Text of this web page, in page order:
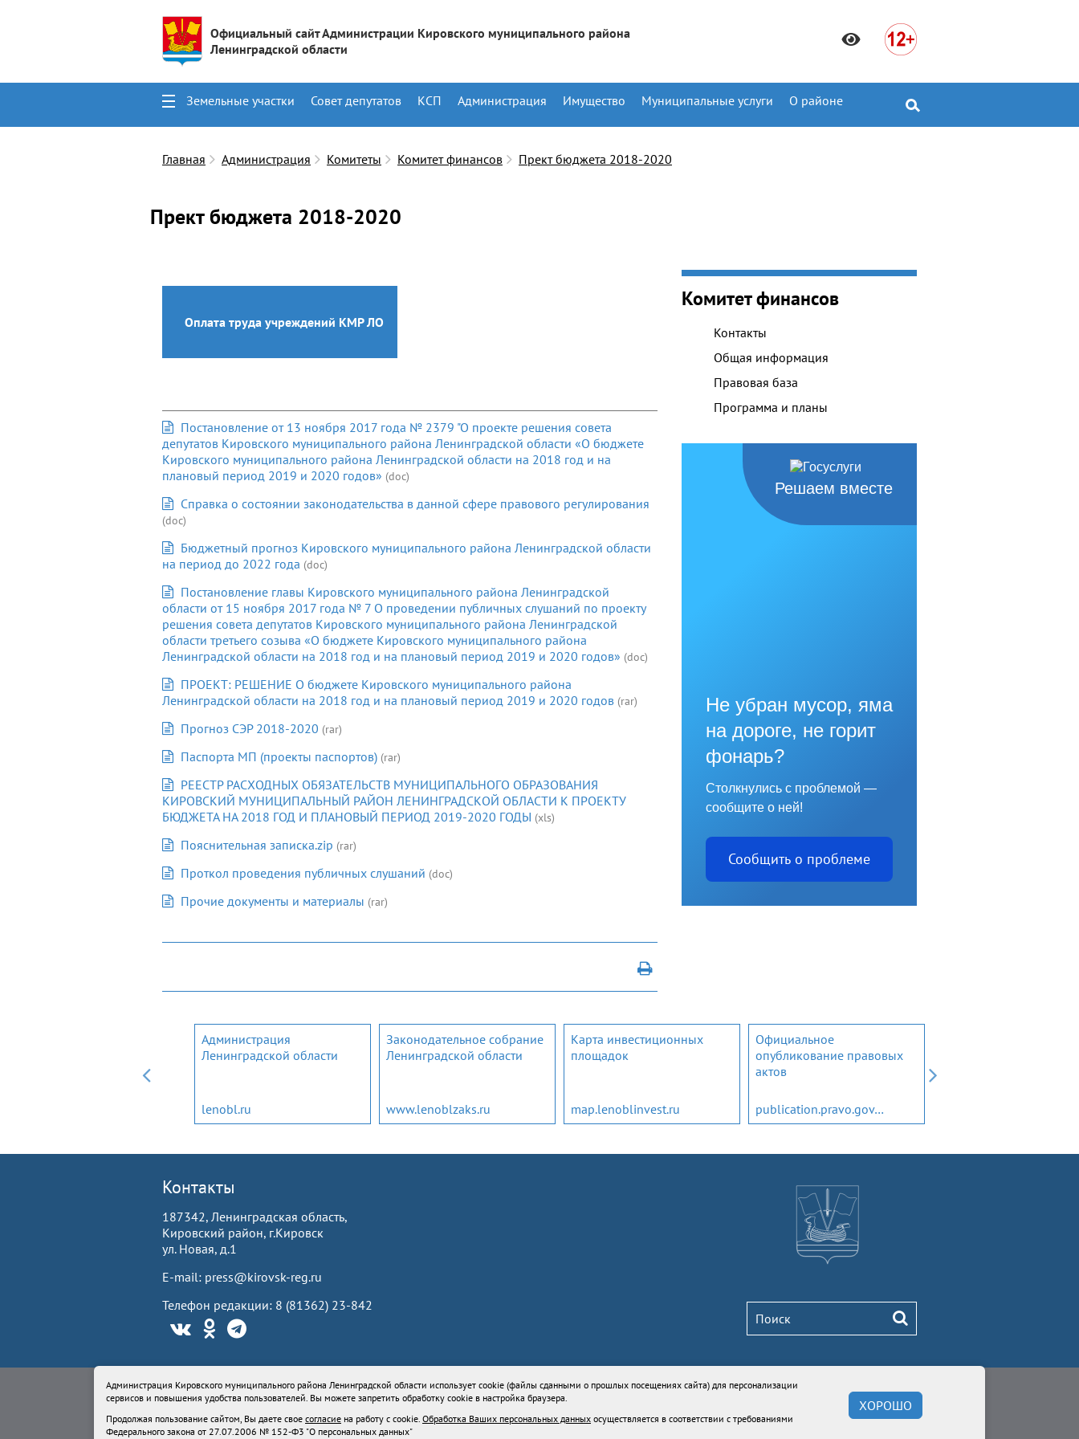
Официальный сайт Администрации Кировского муниципального района
Ленинградской области
Земельные участки Совет депутатов КСП Администрация Имущество Муниципальные услуги О районе
Главная
Администрация Комитеты Комитет финансов Прект бюджета 2018-2020
Прект бюджета 2018-2020
Оплата труда учреждений КМР ЛО
Постановление от 13 ноября 2017 года № 2379 "О проекте решения совета
депутатов Кировского муниципального района Ленинградской области «О бюджете
Кировского муниципального района Ленинградской области на 2018 год и на
плановый период 2019 и 2020 годов» (doc)
Справка о состоянии законодательства в данной сфере правового регулирования
(doc)
Бюджетный прогноз Кировского муниципального района Ленинградской области
на период до 2022 года (doc)
Постановление главы Кировского муниципального района Ленинградской
области от 15 ноября 2017 года № 7 О проведении публичных слушаний по проекту
решения совета депутатов Кировского муниципального района Ленинградской
области третьего созыва «О бюджете Кировского муниципального района
Ленинградской области на 2018 год и на плановый период 2019 и 2020 годов» (doc)
ПРОЕКТ: РЕШЕНИЕ О бюджете Кировского муниципального района
Ленинградской области на 2018 год и на плановый период 2019 и 2020 годов (rar)
Прогноз СЭР 2018-2020 (rar)
Паспорта МП (проекты паспортов) (rar)
РЕЕСТР РАСХОДНЫХ ОБЯЗАТЕЛЬСТВ МУНИЦИПАЛЬНОГО ОБРАЗОВАНИЯ
КИРОВСКИЙ МУНИЦИПАЛЬНЫЙ РАЙОН ЛЕНИНГРАДСКОЙ ОБЛАСТИ К ПРОЕКТУ
БЮДЖЕТА НА 2018 ГОД И ПЛАНОВЫЙ ПЕРИОД 2019-2020 ГОДЫ (xls)
Пояснительная записка.zip (rar)
Проткол проведения публичных слушаний (doc)
Прочие документы и материалы (rar)
Комитет финансов
Контакты
Общая информация
Правовая база
Программа и планы
Решаем вместе
Не убран мусор, яма
на дороге, не горит
фонарь?
Столкнулись с проблемой —
сообщите о ней!
Сообщить о проблеме
Администрация
Ленинградской области
lenobl.ru
Законодательное собрание
Ленинградской области
www.lenoblzaks.ru
Карта инвестиционных
площадок
map.lenoblinvest.ru
Официальное
опубликование правовых
актов
publication.pravo.gov.ru
Контакты
187342, Ленинградская область,
Кировский район, г.Кировск
ул. Новая, д.1
E-mail: press@kirovsk-reg.ru
Телефон редакции: 8 (81362) 23-842
Свидетельство Роскомнадзора ЭЛ № ФС77-73336 от 24 июля 2018
Учредитель: Администрация Кировского муниципального района Ленинградской области
Продолжая пользование сайтом, Вы даете своесогласие на работу с cookie.Обработка Ваших персональных данныхосуществляется в соответствии с требованиями
Федерального закона от 27.07.2006 № 152-Ф3 "О персональных данных"
Администрация Кировского муниципального района Ленинградской области использует cookie (файлы сданными о прошлых посещениях сайта) для персонализации
сервисов и повышения удобства пользователей. Вы можете запретить обработку cookie в настройка браузера.
Продолжая пользование сайтом, Вы даете свое согласие на работу с cookie. Обработка Ваших персональных данных осуществляется в соответствии с требованиями
Федерального закона от 27.07.2006 № 152-Ф3 "О персональных данных"
ХОРОШО